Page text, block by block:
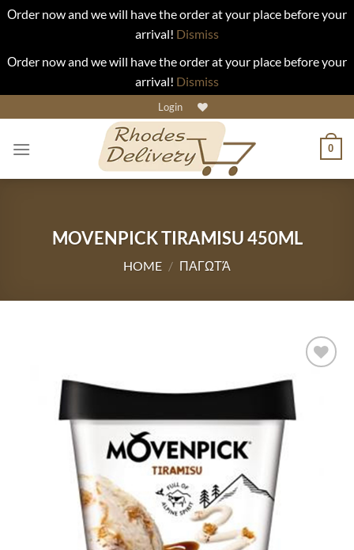
Οrder now and we will have the order at your place before your
arrival! Dismiss
Οrder now and we will have the order at your place before your
arrival! Dismiss
to
content
Login
0
MOVENPICK TIRAMISU 450ML
HOME / ΠΑΓΩΤΆ
Προσθήκη
αγαπημένα